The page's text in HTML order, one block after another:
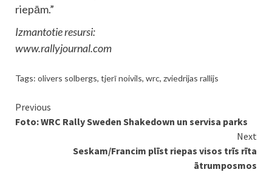
riepām.”
Izmantotie resursi:
www.rallyjournal.com
Tags: olivers solbergs, tjerī noivils, wrc, zviedrijas rallijs
Continue
Reading
Previous
Foto: WRC Rally Sweden Shakedown un servisa parks
Next
Seskam/Francim plīst riepas visos trīs rīta
ātrumposmos